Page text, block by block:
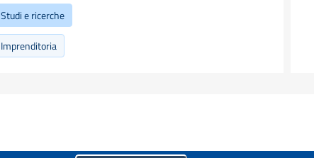
Studi e ricerche
Imprenditoria